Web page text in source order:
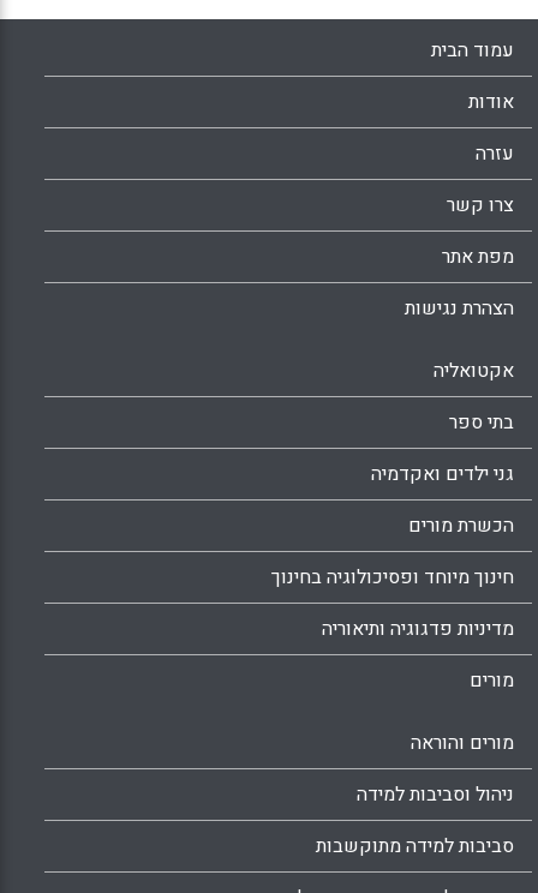
עמוד הבית
אודות
עזרה
צרו קשר
מפת אתר
הצהרת נגישות
אקטואליה
בתי ספר
גני ילדים ואקדמיה
הכשרת מורים
חינוך מיוחד ופסיכולוגיה בחינוך
מדיניות פדגוגיה ותיאוריה
מורים
מורים והוראה
ניהול וסביבות למידה
סביבות למידה מתוקשבות